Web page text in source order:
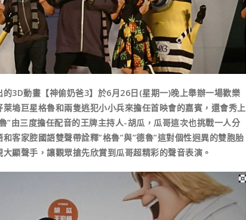
3D動畫【神偷奶爸3】於6月26日(星期一)晚上舉辦一場歡樂
塢巨星格魯和兩隻逃犯小小兵來擔任首映會的嘉賓，還會秀上
”由三度擔任配音的王牌主持人-胡瓜，瓜哥這次也挑戰一人分
客家腔國語雙聲帶詮釋”格魯”與”德魯”這對個性迥異的雙胞胎
顯聲手，讓觀眾搶先欣賞到瓜哥超精彩的聲音表演。